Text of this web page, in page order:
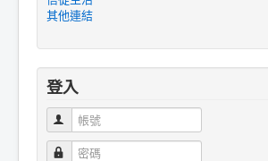
其他連結
登入
帳號
密碼